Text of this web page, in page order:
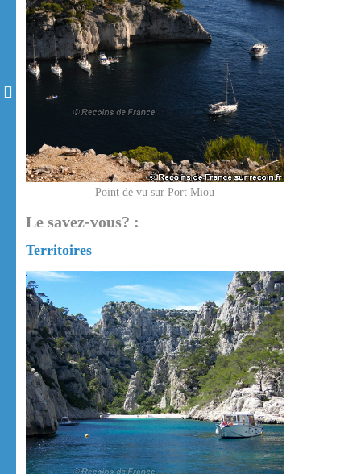
Point de vu sur Port Miou
Le savez-vous? :
Territoires